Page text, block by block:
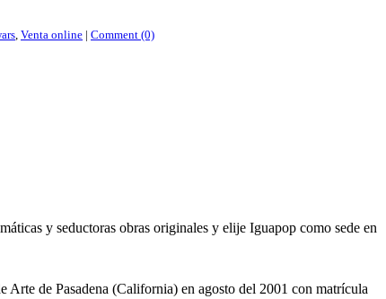
, Venta online | Comment (0)
y seductoras obras originales y elije Iguapop como sede en
de Pasadena (California) en agosto del 2001 con matrícula